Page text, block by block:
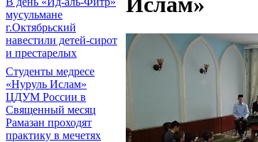
мусульмане
г.Октябрьский
навестили детей-сирот
и престарелых
Cтуденты медресе
«Нуруль Ислам»
ЦДУМ России в
Священный месяц
Рамазан проходят
практику в мечетях